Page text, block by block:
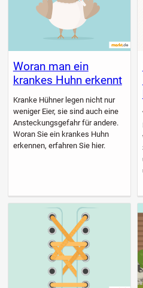
Woran man ein
krankes Huhn erkennt
Kranke Hühner legen nicht nur
weniger Eier, sie sind auch eine
Ansteckungsgefahr für andere.
Woran Sie ein krankes Huhn
erkennen, erfahren Sie hier.